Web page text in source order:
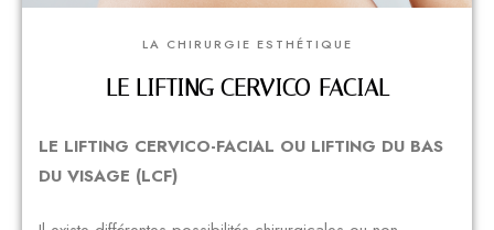
LA CHIRURGIE ESTHÉTIQUE
LE LIFTING CERVICO-FACIAL
LE LIFTING CERVICO-FACIAL OU LIFTING DU BAS
DU VISAGE (LCF)